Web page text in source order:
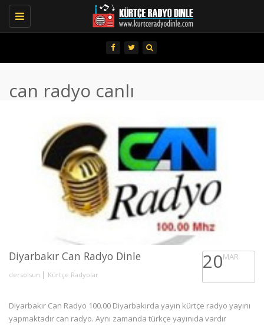
Toggle
navigation
can radyo canlı
Diyarbakır Can Radyo Dinle
dersolsun | Kürtçe Radyolar
20MAR
Diyarbakır Can Radyo 100.00 Diyarbakırda yayın kürtçe radyo yayını
yapmaktadır can radyo. Aynı zamanda türkçe yayınıda vardır